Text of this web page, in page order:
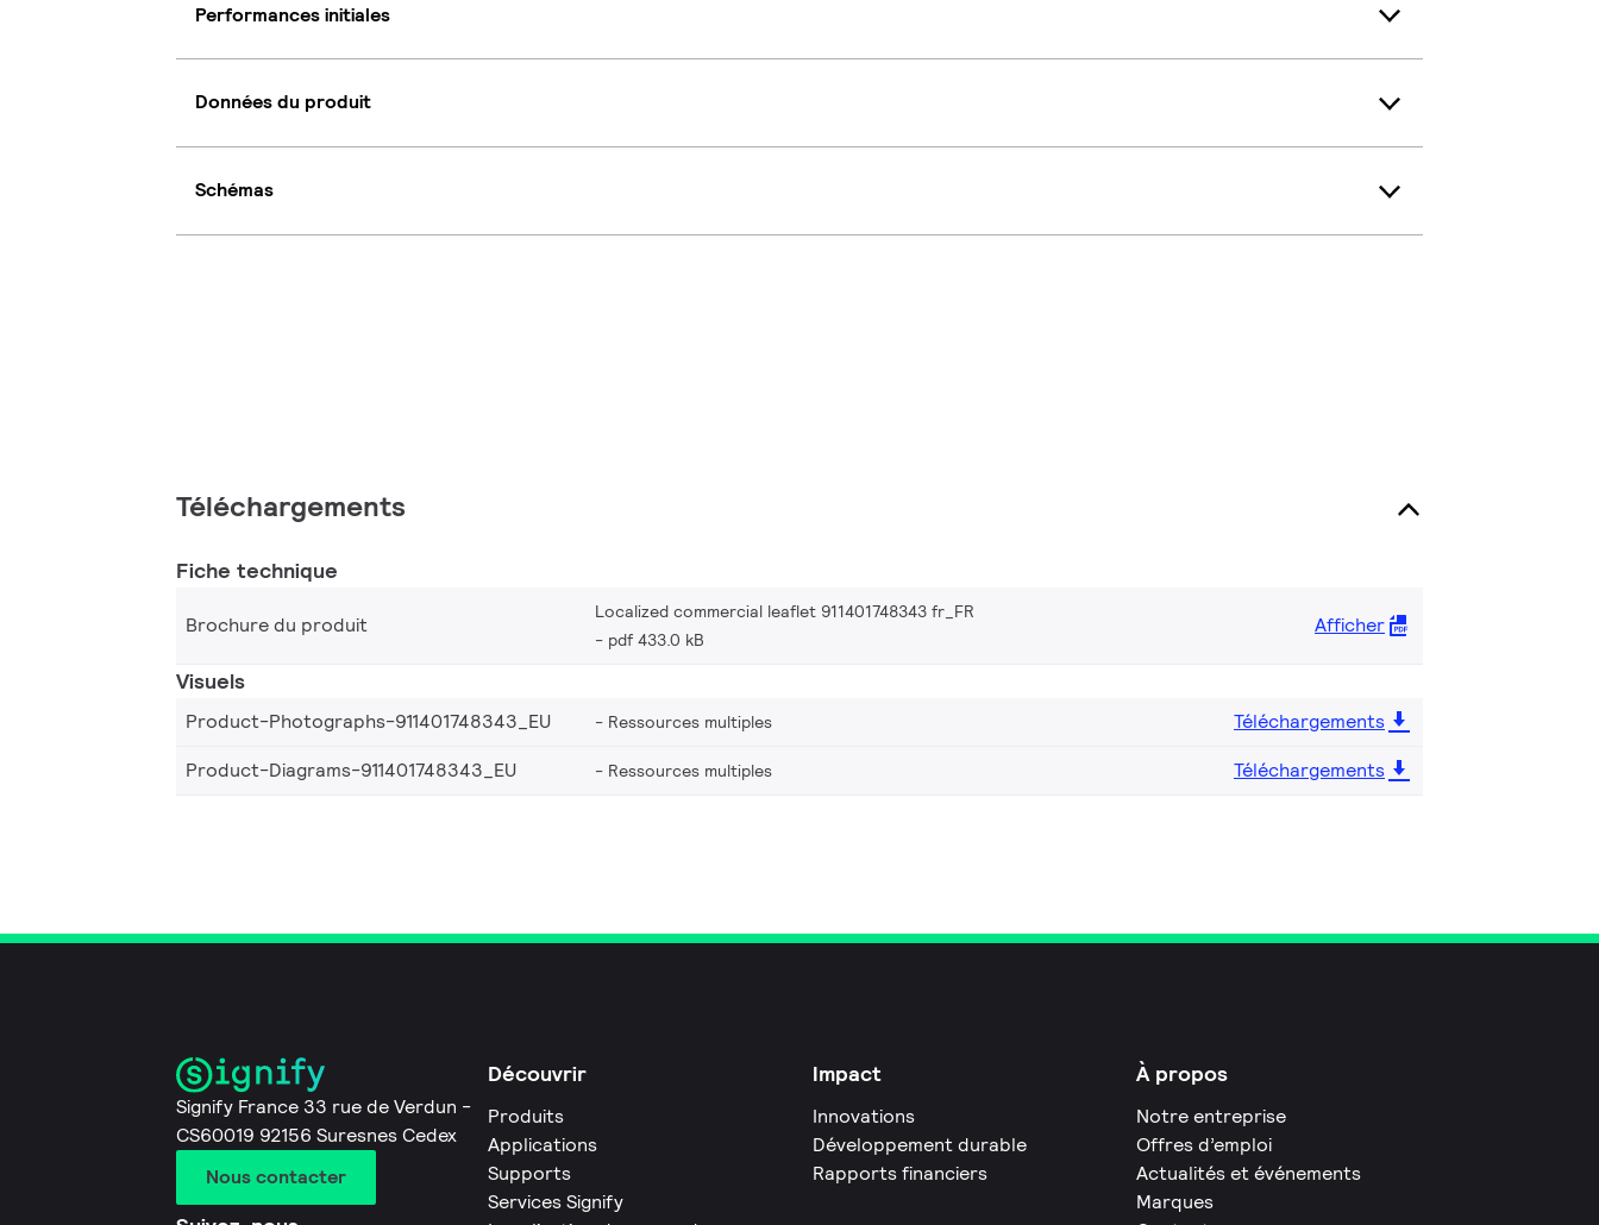
Performances initiales
Données du produit
Schémas
Téléchargements
Fiche technique
Brochure du produit
Localized commercial leaflet 911401748343 fr_FR
pdf 433.0 kB
Afficher
Visuels
Product-Photographs-911401748343_EU Ressources multiples
Téléchargements
Product-Diagrams-911401748343_EU
Ressources multiples Téléchargements
Signify France 33 rue de Verdun -
CS60019 92156 Suresnes Cedex
Nous contacter
Découvrir
Produits
Applications
Supports
Services Signify
Impact
Innovations
Développement durable
Rapports financiers
À propos
Notre entreprise
Offres d’emploi
Actualités et événements
Marques